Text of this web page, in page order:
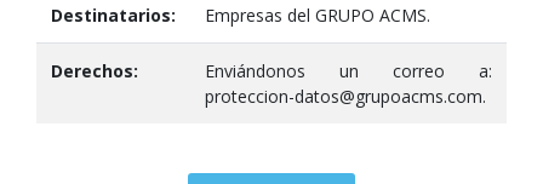
Destinatarios: Empresas del GRUPO ACMS.
Derechos:
Enviándonos un correo a:
proteccion-datos@grupoacms.com.